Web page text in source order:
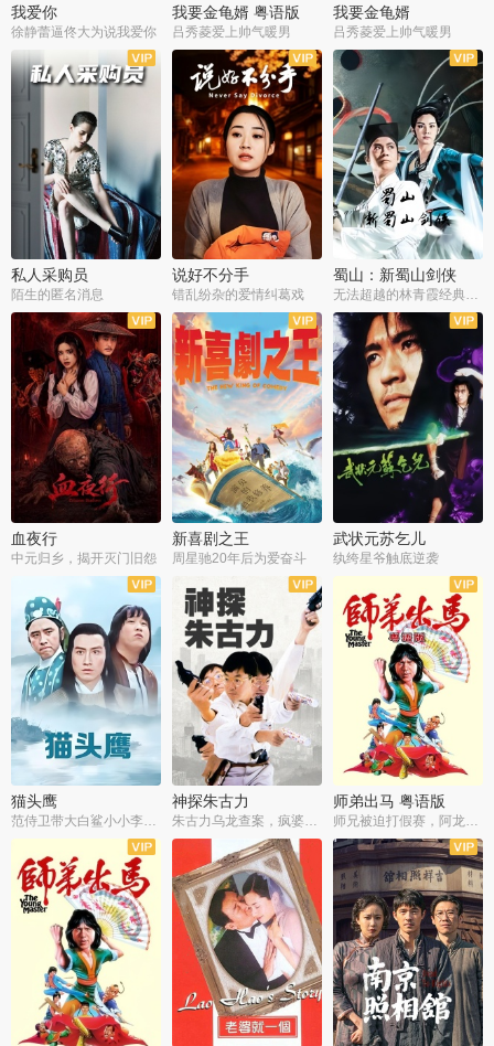
我爱你
徐静蕾逼佟大为说我爱你
我要金龟婿 粤语版
吕秀菱爱上帅气暖男
我要金龟婿
吕秀菱爱上帅气暖男
私人采购员
陌生的匿名消息
说好不分手
错乱纷杂的爱情纠葛戏
蜀山：新蜀山剑侠
无法超越的林青霞经典角色
血夜行
中元归乡，揭开灭门旧怨
新喜剧之王
周星驰20年后为爱奋斗
武状元苏乞儿
纨绔星爷触底逆袭
猫头鹰
范侍卫带大白鲨小小李破案寻妃
神探朱古力
朱古力乌龙查案，疯婆子神助攻
师弟出马 粤语版
师兄被迫打假赛，阿龙追查斗黑帮